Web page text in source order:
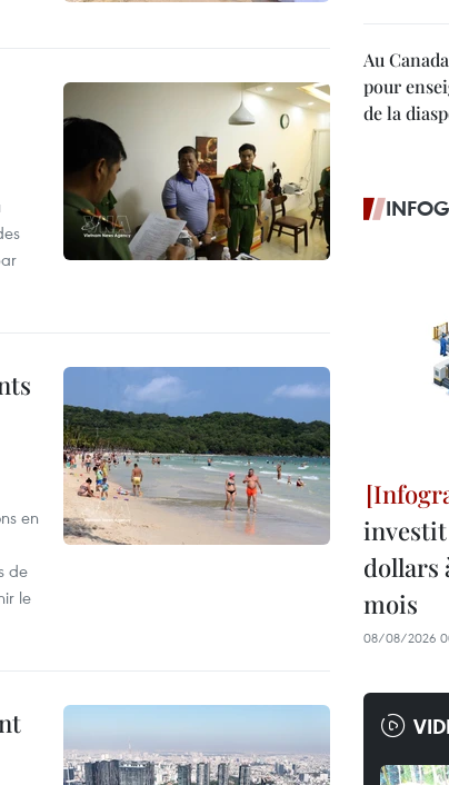
en
de
le
Au
pour
de la
dollars
mois
08/08/2026